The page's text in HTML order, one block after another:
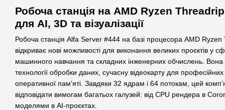
Робоча станція на AMD Ryzen
для AI, 3D та візуалізації
Робоча станція Alfa Server #444 на базі процесора AMD
відкриває нові можливості для виконання великих проєктів у
машинного навчання та складних інженерних обчислень. Вона
технології обробки даних, сучасну відеокарту для
оперативної пам’яті. Завдяки 32 ядрам і 64 потокам, цей
відповідати вимогам багатьох галузей: від CPU рендера в
моделями в AI-проєктах.